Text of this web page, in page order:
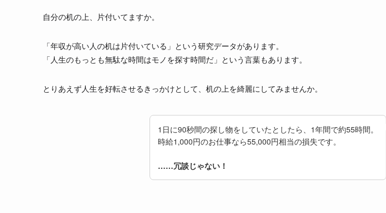
自分の机の上、片付いてますか。
「年収が高い人の机は片付いている」という研究データがあります。
「人生のもっとも無駄な時間はモノを探す時間だ」という言葉もあります。
とりあえず人生を好転させるきっかけとして、机の上を綺麗にしてみませんか。
1日に90秒間の探し物をしていたとしたら、1年間で約55時間。
時給1,000円のお仕事なら55,000円相当の損失です。
……冗談じゃない！